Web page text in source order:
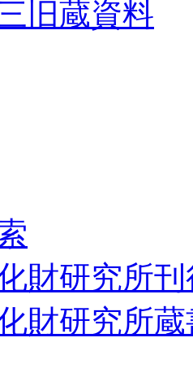
旧蔵資料
財研究所
財研究所